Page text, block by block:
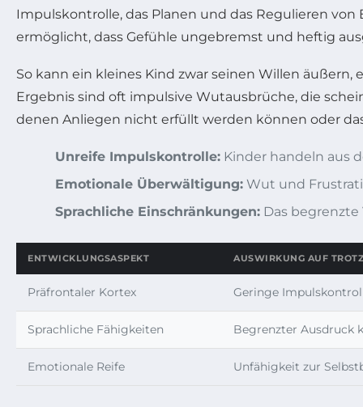
Impulskontrolle, das Planen und das Regulieren
ermöglicht, dass Gefühle ungebremst und heftig
So kann ein kleines Kind zwar seinen Willen
Ergebnis sind oft impulsive Wutausbrüche, die
denen Anliegen nicht erfüllt werden können oder
Unreife Impulskontrolle: Kinder handeln aus
Emotionale Überwältigung: Wut und
Sprachliche Einschränkungen: Das
ENTWICKLUNGSASPEKT AUSWIRKUNG AUF
Präfrontaler Kortex Geringe
Sprachliche Fähigkeiten Begrenzter Ausdruck
Emotionale Reife Unfähigkeit zur